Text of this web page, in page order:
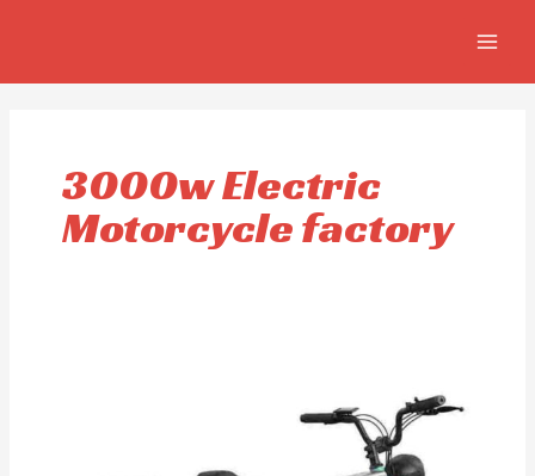
3000w Electric
Motorcycle factory